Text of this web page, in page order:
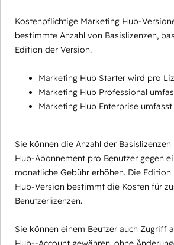
Kostenpflichtige Marketing Hub-
bestimmte Anzahl von Basislizenzen,
Edition der Version.
Marketing Hub Starter wird pro
Marketing Hub Professional
Marketing Hub Enterprise umfasst
Sie können die Anzahl der
Hub-Abonnement pro Benutzer gegen
monatliche Gebühr erhöhen. Die
Hub-Version bestimmt die Kosten für
Benutzerlizenzen.
Sie können einem Beutzer auch Zugriff